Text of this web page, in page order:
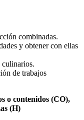
combinadas.
y obtener con ellas
culinarios.
de trabajos
o contenidos (CO),
(H)